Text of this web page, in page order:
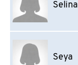
Selina
Seya